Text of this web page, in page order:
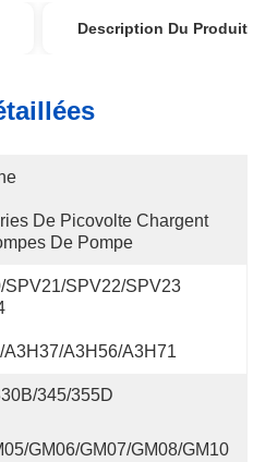
Description Du Produit
De Picovolte Chargent
De Pompe
SPV21/SPV22/SPV23
A3H37/A3H56/A3H71
345/355D
GM06/GM07/GM08/GM10